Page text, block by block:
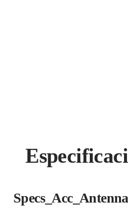
Specs_Acc_Antenna